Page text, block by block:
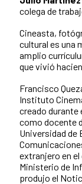
colega de
Cineasta,
cultural es una
amplio
que vivió
Francisco
Instituto
creado
como docente
Universidad de
extranjero en
Ministerio de
produjo el